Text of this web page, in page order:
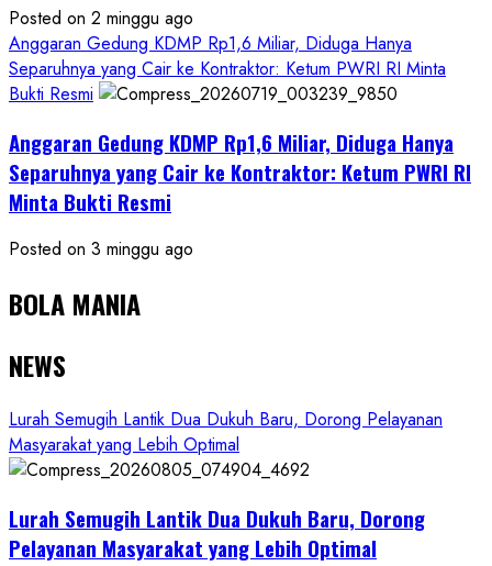
Posted on 2 minggu ago
Anggaran Gedung KDMP Rp1,6 Miliar, Diduga Hanya
Separuhnya yang Cair ke Kontraktor: Ketum PWRI RI Minta
Bukti Resmi
Anggaran Gedung KDMP Rp1,6 Miliar, Diduga Hanya
Separuhnya yang Cair ke Kontraktor: Ketum PWRI RI
Minta Bukti Resmi
Posted on 3 minggu ago
BOLA MANIA
NEWS
Lurah Semugih Lantik Dua Dukuh Baru, Dorong Pelayanan
Masyarakat yang Lebih Optimal
Lurah Semugih Lantik Dua Dukuh Baru, Dorong
Pelayanan Masyarakat yang Lebih Optimal